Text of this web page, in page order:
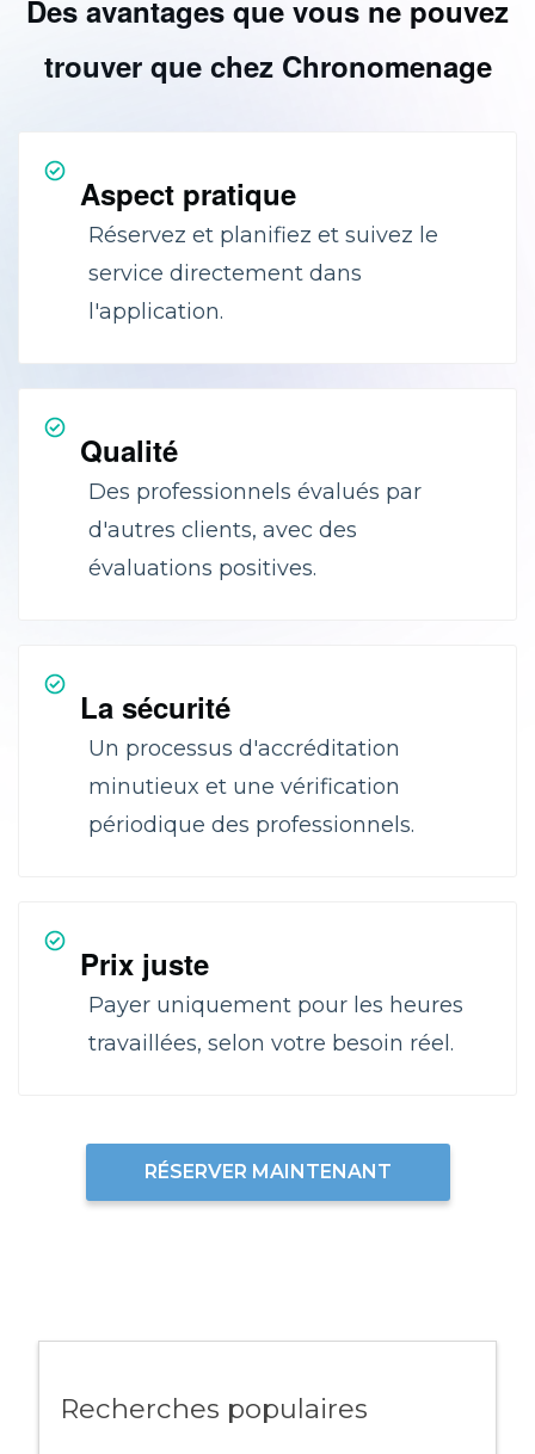
Des avantages que vous ne pouvez
trouver que chez Chronomenage
Aspect pratique
Réservez et planifiez et suivez le
service directement dans
l'application.
Qualité
Des professionnels évalués par
d'autres clients, avec des
évaluations positives.
La sécurité
Un processus d'accréditation
minutieux et une vérification
périodique des professionnels.
Prix juste
Payer uniquement pour les heures
travaillées, selon votre besoin réel.
RÉSERVER MAINTENANT
Recherches populaires